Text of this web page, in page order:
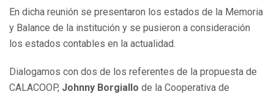
En dicha reunión se presentaron los estados de la Memoria
y Balance de la institución y se pusieron a consideración
los estados contables en la actualidad.
Dialogamos con dos de los referentes de la propuesta de
CALACOOP, Johnny Borgiallo de la Cooperativa de